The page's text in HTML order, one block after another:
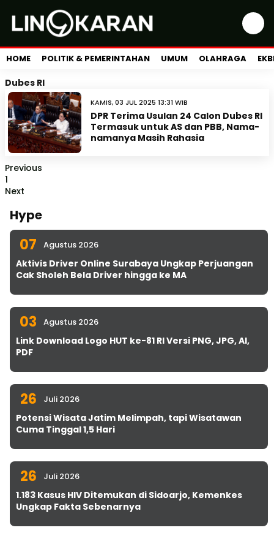
HOME POLITIK & PEMERINTAHAN UMUM OLAHRAGA
Dubes RI
KAMIS, 03 JUL 2025 13:31 WIB
DPR Terima Usulan 24 Calon Dubes RI
Termasuk untuk AS dan PBB, Nama-
namanya Masih Rahasia
Previous
1
Next
Hype
07 Agustus 2026
Aktivis Driver Online Surabaya Ungkap Perjuangan
Cak Sholeh Bela Driver hingga ke MA
03 Agustus 2026
Link Download Logo HUT ke-81 RI Versi PNG, JPG, AI,
PDF
26 Juli 2026
Potensi Wisata Jatim Melimpah, tapi Wisatawan
Cuma Tinggal 1,5 Hari
26 Juli 2026
1.183 Kasus HIV Ditemukan di Sidoarjo, Kemenkes
Ungkap Fakta Sebenarnya